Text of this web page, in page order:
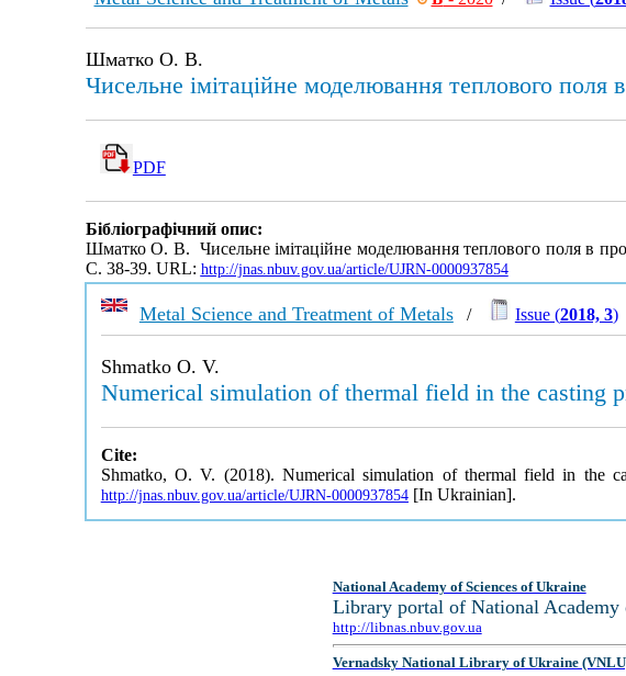
Шматко О. В.
Чисельне імітаційне моделювання теплового поля
PDF
Бібліографічний опис:
Шматко О. В. Чисельне імітаційне моделювання теплового поля в
С. 38-39. URL: http://jnas.nbuv.gov.ua/article/UJRN-0000937854
Metal Science and Treatment of Metals/ Issue (2018, 3)
Shmatko O. V.
Numerical simulation of thermal field in the casting
Cite:
Shmatko, O. V. (2018). Numerical simulation of thermal field in the
http://jnas.nbuv.gov.ua/article/UJRN-0000937854[In Ukrainian].
National Academy of Sciences of Ukraine
Library portal of National
http://libnas.nbuv.gov.ua
Vernadsky National Library of Ukraine